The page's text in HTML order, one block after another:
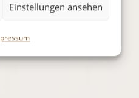
Einstellungen ansehen